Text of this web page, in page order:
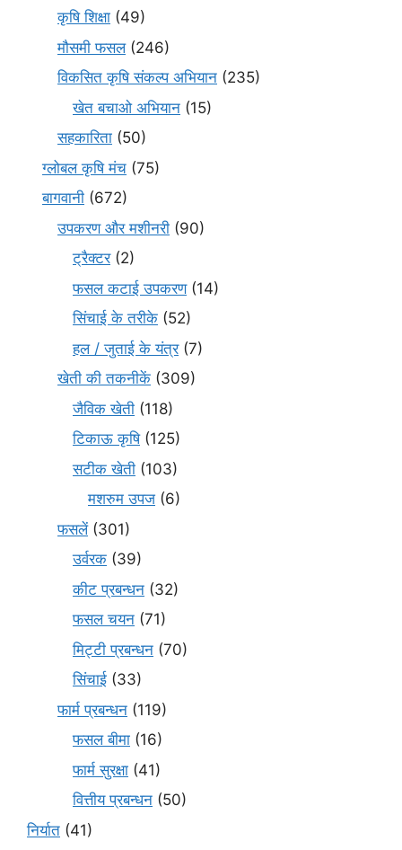
कृषि शिक्षा (49)
मौसमी फसल(246)
विकसित कृषि संकल्प अभियान (235)
खेत बचाओ अभियान (15)
सहकारिता (50)
ग्लोबल कृषि मंच (75)
बागवानी (672)
उपकरण और मशीनरी (90)
ट्रैक्टर(2)
फसल कटाई उपकरण(14)
सिंचाई के तरीके (52)
हल / जुताई के यंत्र(7)
खेती की तकनीकें (309)
जैविक खेती (118)
टिकाऊ कृषि(125)
सटीक खेती (103)
मशरुम उपज (6)
फसलें(301)
उर्वरक (39)
कीट प्रबन्धन (32)
फसल चयन (71)
मि‌ट्टी प्रबन्धन (70)
सिंचाई (33)
फार्म प्रबन्धन (119)
फसल बीमा (16)
फार्म सुरक्षा (41)
वित्तीय प्रबन्धन (50)
निर्यात (41)